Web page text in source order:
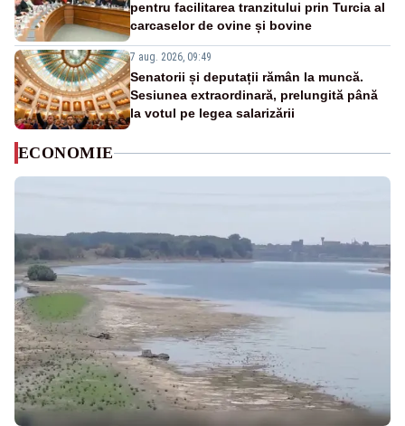
pentru facilitarea tranzitului prin Turcia al
carcaselor de ovine și bovine
7 aug. 2026, 09:49
Senatorii și deputații rămân la muncă.
Sesiunea extraordinară, prelungită până
la votul pe legea salarizării
ECONOMIE